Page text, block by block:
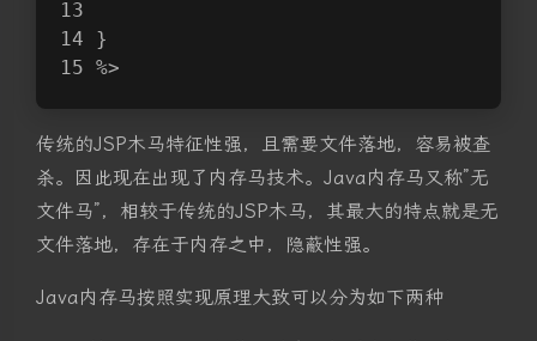
}
%>
传统的JSP木马特征性强，且需要文件落地，容易被查
杀。因此现在出现了内存马技术。Java内存马又称”无
文件马”，相较于传统的JSP木马，其最大的特点就是无
文件落地，存在于内存之中，隐蔽性强。
Java内存马按照实现原理大致可以分为如下两种